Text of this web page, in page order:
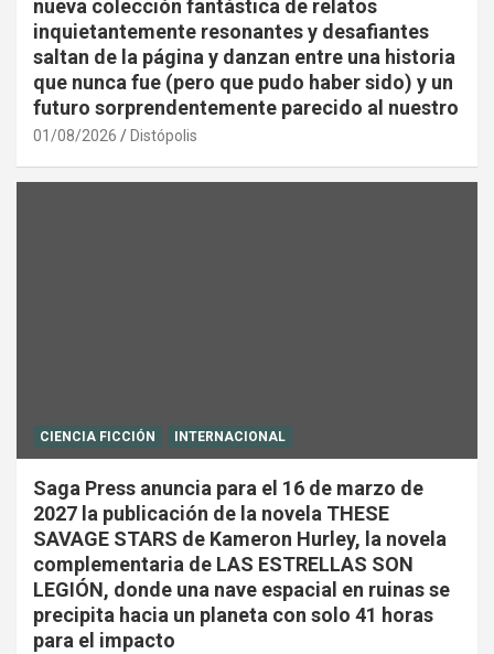
nueva colección fantástica de relatos
inquietantemente resonantes y desafiantes
saltan de la página y danzan entre una historia
que nunca fue (pero que pudo haber sido) y un
futuro sorprendentemente parecido al nuestro
01/08/2026 Distópolis
CIENCIA FICCIÓN INTERNACIONAL
Saga Press anuncia para el 16 de marzo de
2027 la publicación de la novela THESE
SAVAGE STARS de Kameron Hurley, la novela
complementaria de LAS ESTRELLAS SON
LEGIÓN, donde una nave espacial en ruinas se
precipita hacia un planeta con solo 41 horas
para el impacto